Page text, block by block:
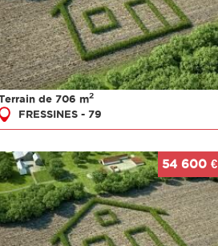
de 706 m2
FRESSINES - 79
54 600 €